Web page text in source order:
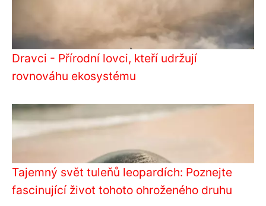
Dravci - Přírodní lovci, kteří udržují
rovnováhu ekosystému
Tajemný svět tuleňů leopardích: Poznejte
fascinující život tohoto ohroženého druhu